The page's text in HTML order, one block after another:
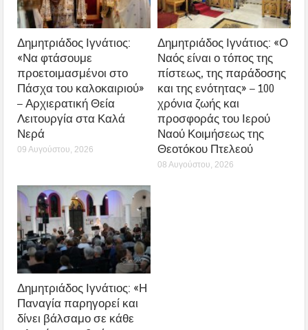
Δημητριάδος Ιγνάτιος:
«Να φτάσουμε
προετοιμασμένοι στο
Πάσχα του καλοκαιριού»
– Αρχιερατική Θεία
Λειτουργία στα Καλά
Νερά
09 Αυγούστου, 2026
Δημητριάδος Ιγνάτιος: «Ο
Ναός είναι ο τόπος της
πίστεως, της παράδοσης
και της ενότητας» – 100
χρόνια ζωής και
προσφοράς του Ιερού
Ναού Κοιμήσεως της
Θεοτόκου Πτελεού
08 Αυγούστου, 2026
Δημητριάδος Ιγνάτιος: «Η
Παναγία παρηγορεί και
δίνει βάλσαμο σε κάθε